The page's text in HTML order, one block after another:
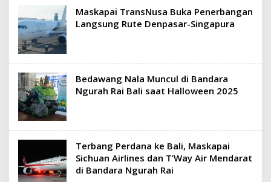
Maskapai TransNusa Buka Penerbangan
Langsung Rute Denpasar-Singapura
Bedawang Nala Muncul di Bandara
Ngurah Rai Bali saat Halloween 2025
Terbang Perdana ke Bali, Maskapai
Sichuan Airlines dan T’Way Air Mendarat
di Bandara Ngurah Rai